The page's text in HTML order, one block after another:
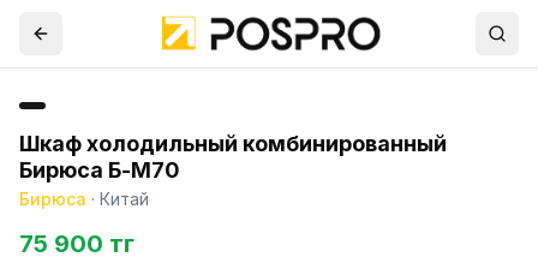
Шкаф холодильный комбинированный
Бирюса Б-M70
Бирюса · Китай
75 900 тг